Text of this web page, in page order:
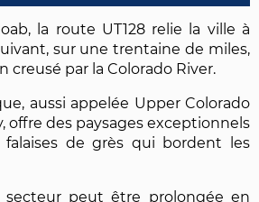
la route UT128 relie la ville à
sur une trentaine de miles,
creusé par la Colorado River.
aussi appelée Upper Colorado
offre des paysages exceptionnels
de grès qui bordent les
secteur peut être prolongée en